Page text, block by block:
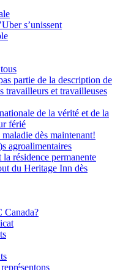
s’unissent
partie de la description de
travailleurs et travailleuses
de la vérité et de la
férié
dès maintenant!
agroalimentaires
résidence permanente
du Heritage Inn dès
Canada?